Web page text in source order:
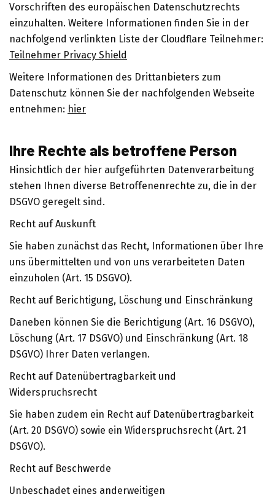
Vorschriften des europäischen Datenschutzrechts
einzuhalten. Weitere Informationen finden Sie in der
nachfolgend verlinkten Liste der Cloudflare Teilnehmer:
Teilnehmer Privacy Shield
Weitere Informationen des Drittanbieters zum
Datenschutz können Sie der nachfolgenden Webseite
entnehmen: hier
Ihre Rechte als betroffene Person
Hinsichtlich der hier aufgeführten Datenverarbeitung
stehen Ihnen diverse Betroffenenrechte zu, die in der
DSGVO geregelt sind.
Recht auf Auskunft
Sie haben zunächst das Recht, Informationen über Ihre
uns übermittelten und von uns verarbeiteten Daten
einzuholen (Art. 15 DSGVO).
Recht auf Berichtigung, Löschung und Einschränkung
Daneben können Sie die Berichtigung (Art. 16 DSGVO),
Löschung (Art. 17 DSGVO) und Einschränkung (Art. 18
DSGVO) Ihrer Daten verlangen.
Recht auf Datenübertragbarkeit und
Widerspruchsrecht
Sie haben zudem ein Recht auf Datenübertragbarkeit
(Art. 20 DSGVO) sowie ein Widerspruchsrecht (Art. 21
DSGVO).
Recht auf Beschwerde
Unbeschadet eines anderweitigen